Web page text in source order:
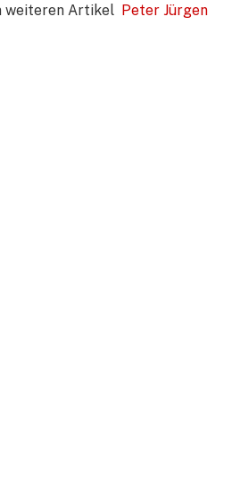
weiteren Artikel Peter Jürgen